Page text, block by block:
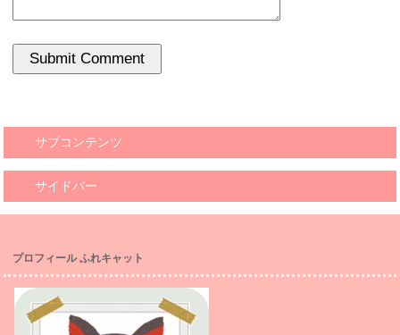
サブコンテンツ
サイドバー
プロフィール ふれキャット